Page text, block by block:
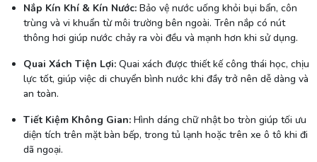
Nắp Kín Khí & Kín Nước:Bảo vệ nước uống khỏi bụi bẩn, côn
trùng và vi khuẩn từ môi trường bên ngoài. Trên nắp có nút
thông hơi giúp nước chảy ra vòi đều và mạnh hơn khi sử dụng.
Quai Xách Tiện Lợi:Quai xách được thiết kế công thái học, chịu
lực tốt, giúp việc di chuyển bình nước khi đầy trở nên dễ dàng và
an toàn.
Tiết Kiệm Không Gian:Hình dáng chữ nhật bo tròn giúp tối ưu
diện tích trên mặt bàn bếp, trong tủ lạnh hoặc trên xe ô tô khi đi
dã ngoại.